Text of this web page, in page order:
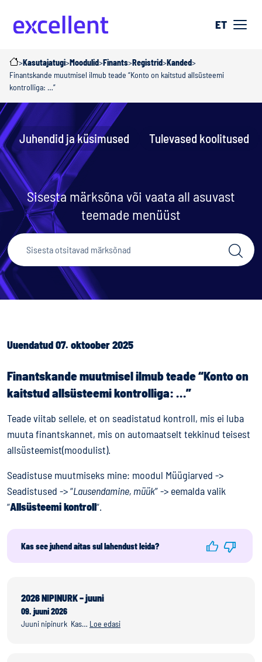
ET
>Kasutajatugi>Moodulid>Finants>Registrid>Kanded>
Finantskande muutmisel ilmub teade “Konto on kaitstud allsüsteemi
kontrolliga: …”
Juhendid ja küsimused Tulevased koolitused
Sisesta märksõna või vaata all asuvast
teemade menüüst
Uuendatud 07. oktoober 2025
Finantskande muutmisel ilmub teade “Konto on
kaitstud allsüsteemi kontrolliga: …”
Teade viitab sellele, et on seadistatud kontroll, mis ei luba
muuta finantskannet, mis on automaatselt tekkinud teisest
allsüsteemist(moodulist).
Seadistuse muutmiseks mine: moodul Müügiarved ->
Seadistused -> “Lausendamine, müük” -> eemalda valik
“Allsüsteemi kontroll“.
Kas see juhend aitas sul lahendust leida?
2026 NIPINURK – juuni
09. juuni 2026
Juuni nipinurk Kas… Loe edasi